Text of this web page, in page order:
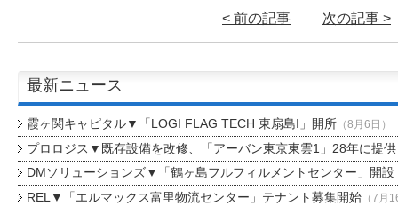
< 前の記事 次の記事 >
最新ニュース
霞ヶ関キャピタル▼「LOGI FLAG TECH 東扇島I」開所（8月6日）
プロロジス▼既存設備を改修、「アーバン東京東雲1」28年に提供
DMソリューションズ▼「鶴ヶ島フルフィルメントセンター」開設
REL▼「エルマックス富里物流センター」テナント募集開始（7月